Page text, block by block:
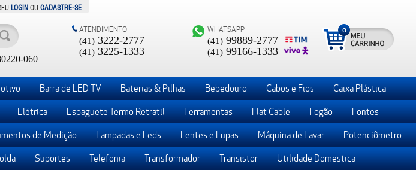
LOGIN OUCADASTRE-SE
060
ATENDIMENTO
(41) 3222-2777
(41) 3225-1333
WHATSAPP
(41) 99889-2777
(41) 99166-1333
0
Barra de LED TV Baterias & Pilhas Bebedouro Cabos e Fios Caixa Plástica
Elétrica Espaguete Termo Retratil Ferramentas Flat Cable Fogão Fontes
de Medição Lampadas e Leds Lentes e Lupas Máquina de Lavar Potenciômetro
Suportes Telefonia Transformador Transistor Utilidade Domestica